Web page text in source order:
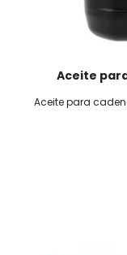
Aceite
Aceite para